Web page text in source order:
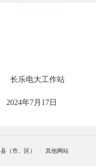
长乐电大工作站
2024年7月17日
县（市、区） 其他网站